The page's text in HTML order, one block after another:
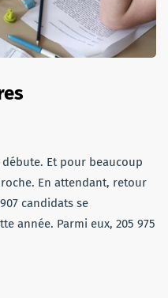
Et pour beaucoup
En attendant, retour
candidats se
année. Parmi eux, 205 975